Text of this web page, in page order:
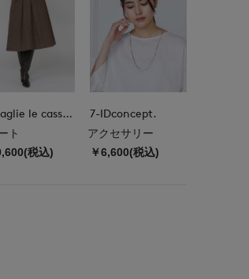
M Maglie le cassetto
ト
税込)
7-IDconcept.
アクセサリー
￥6,600(税込)